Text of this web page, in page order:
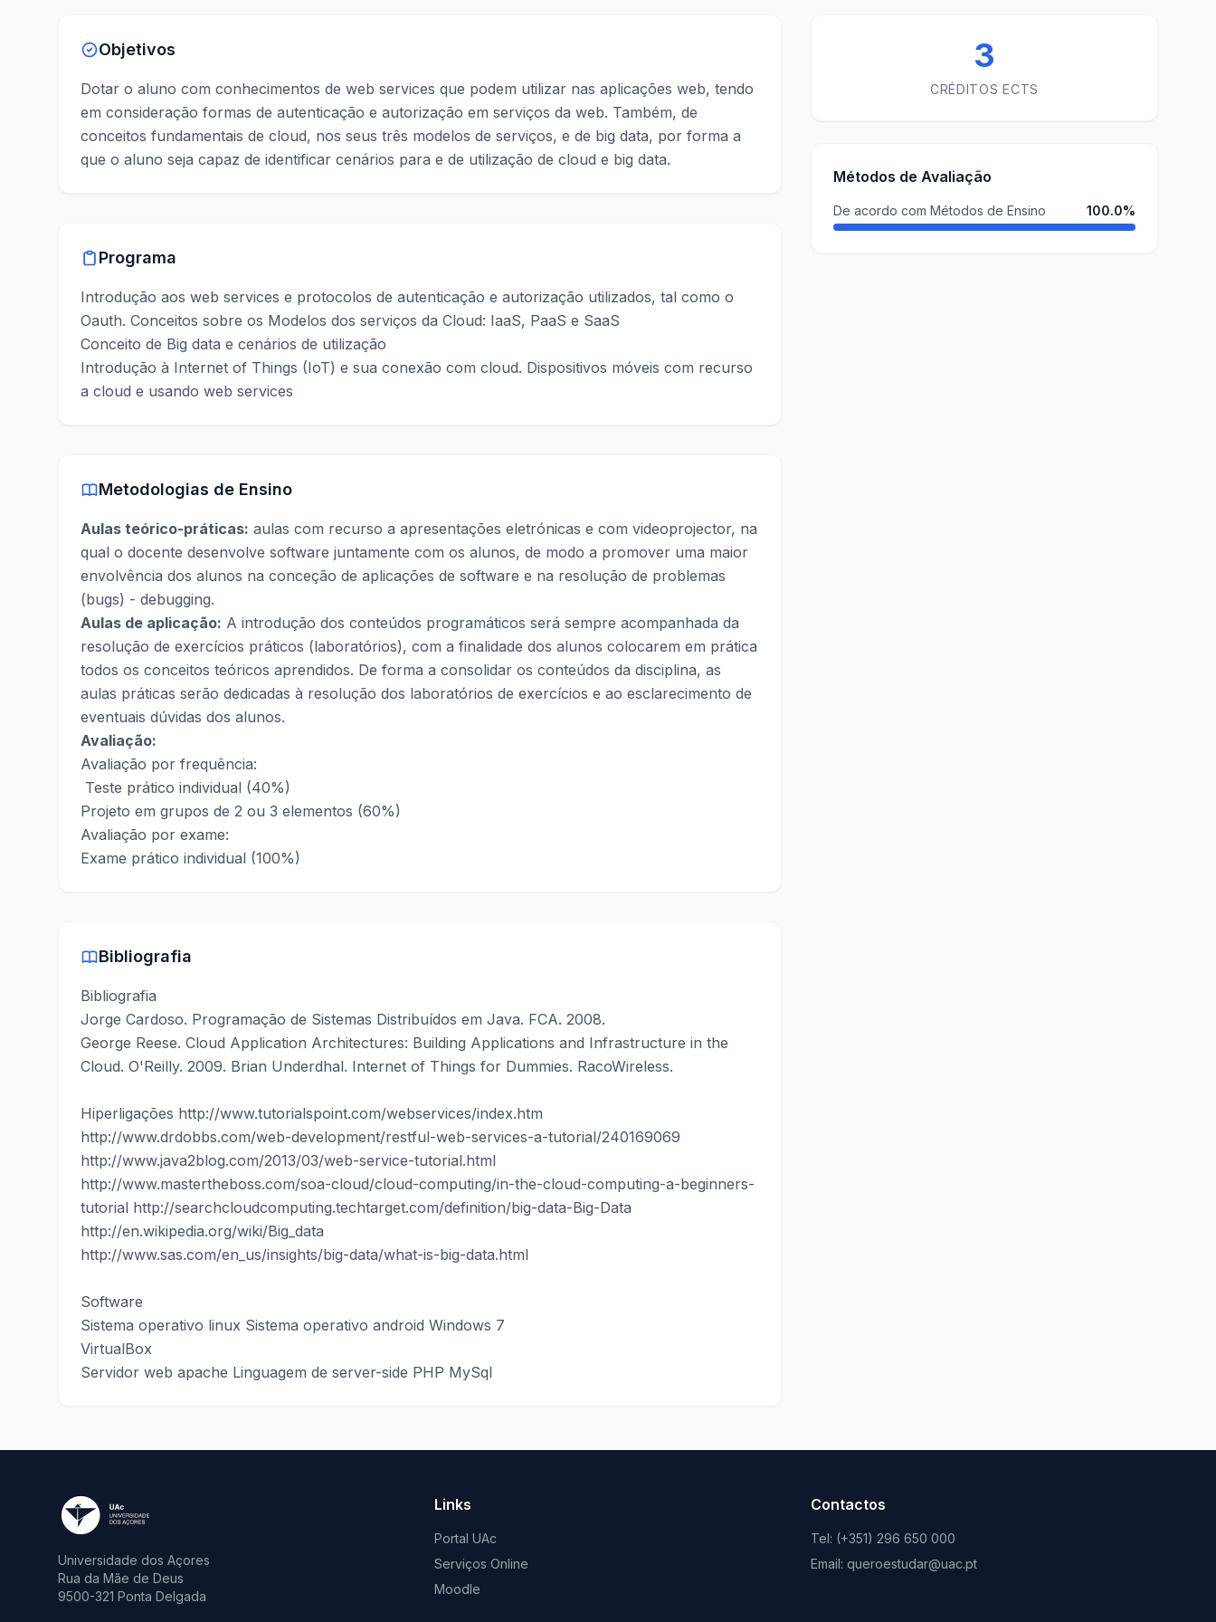
Objetivos
Dotar o aluno com conhecimentos de web services que podem utilizar nas aplicações web, tendo
em consideração formas de autenticação e autorização em serviços da web. Também, de
conceitos fundamentais de cloud, nos seus três modelos de serviços, e de big data, por forma a
que o aluno seja capaz de identificar cenários para e de utilização de cloud e big data.
Programa
Introdução aos web services e protocolos de autenticação e autorização utilizados, tal como o
Oauth. Conceitos sobre os Modelos dos serviços da Cloud: IaaS, PaaS e SaaS
Conceito de Big data e cenários de utilização
Introdução à Internet of Things (IoT) e sua conexão com cloud. Dispositivos móveis com recurso
a cloud e usando web services
Metodologias de Ensino
Aulas teórico-práticas: aulas com recurso a apresentações eletrónicas e com videoprojector, na
qual o docente desenvolve software juntamente com os alunos, de modo a promover uma maior
envolvência dos alunos na conceção de aplicações de software e na resolução de problemas
(bugs) - debugging.
Aulas de aplicação: A introdução dos conteúdos programáticos será sempre acompanhada da
resolução de exercícios práticos (laboratórios), com a finalidade dos alunos colocarem em prática
todos os conceitos teóricos aprendidos. De forma a consolidar os conteúdos da disciplina, as
aulas práticas serão dedicadas à resolução dos laboratórios de exercícios e ao esclarecimento de
eventuais dúvidas dos alunos.
Avaliação:
Avaliação por frequência:
Teste prático individual (40%)
Projeto em grupos de 2 ou 3 elementos (60%)
Avaliação por exame:
Exame prático individual (100%)
Bibliografia
Bibliografia
Jorge Cardoso. Programação de Sistemas Distribuídos em Java. FCA. 2008.
George Reese. Cloud Application Architectures: Building Applications and Infrastructure in the
Cloud. O'Reilly. 2009. Brian Underdhal. Internet of Things for Dummies. RacoWireless.
Hiperligações http://www.tutorialspoint.com/webservices/index.htm
http://www.drdobbs.com/web-development/restful-web-services-a-tutorial/240169069
http://www.java2blog.com/2013/03/web-service-tutorial.html
http://www.mastertheboss.com/soa-cloud/cloud-computing/in-the-cloud-computing-a-beginners-
tutorial http://searchcloudcomputing.techtarget.com/definition/big-data-Big-Data
http://en.wikipedia.org/wiki/Big_data
http://www.sas.com/en_us/insights/big-data/what-is-big-data.html
Software
Sistema operativo linux Sistema operativo android Windows 7
VirtualBox
Servidor web apache Linguagem de server-side PHP MySql
3
CRÉDITOS ECTS
Métodos de Avaliação
De acordo com Métodos de Ensino 100.0%
Universidade dos Açores
Rua da Mãe de Deus
9500-321 Ponta Delgada
Links
Portal UAc
Serviços Online
Moodle
Contactos
Tel: (+351) 296 650 000
Email: queroestudar@uac.pt